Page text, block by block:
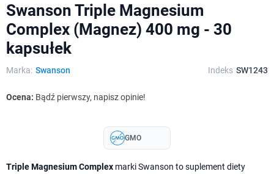
Swanson Triple Magnesium
Complex (Magnez) 400 mg - 30
kapsułek
Marka: Swanson Indeks SW1243
Ocena: Bądź pierwszy, napisz opinie!
GMO
Triple Magnesium Complex marki Swanson to suplement diety